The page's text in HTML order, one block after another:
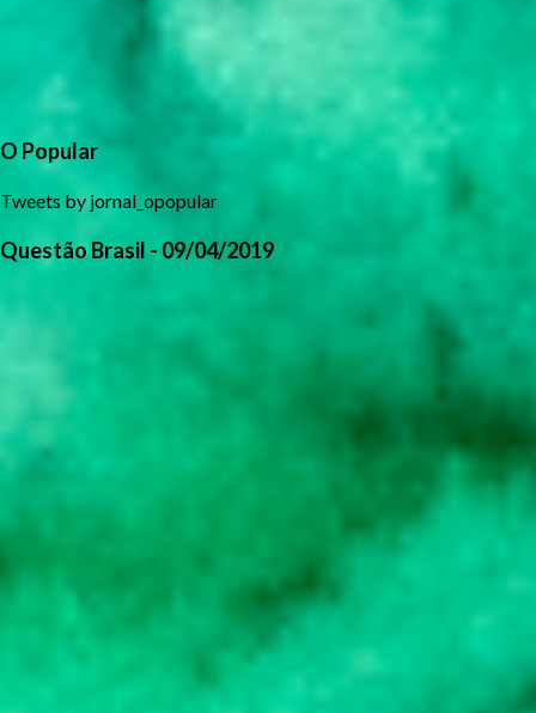
O Popular
Tweets by jornal_opopular
Questão Brasil - 09/04/2019